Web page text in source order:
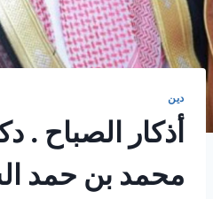
دين
أذكار الصباح .
محمد بن حمد